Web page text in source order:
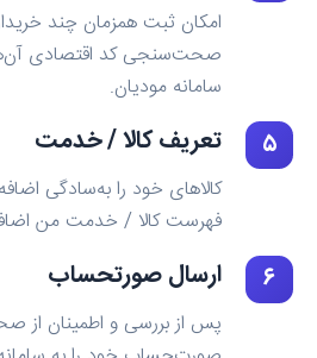
امکان ثبت همزمان چند
صحت‌سنجی کد اقتصادی
سامانه مودیان.
۵ تعریف کالا / خدمت
کالاهای خود را به‌سادگی
فهرست کالا / خدمت من
۶ ارسال صورتحساب
پس از بررسی و اطمینان از